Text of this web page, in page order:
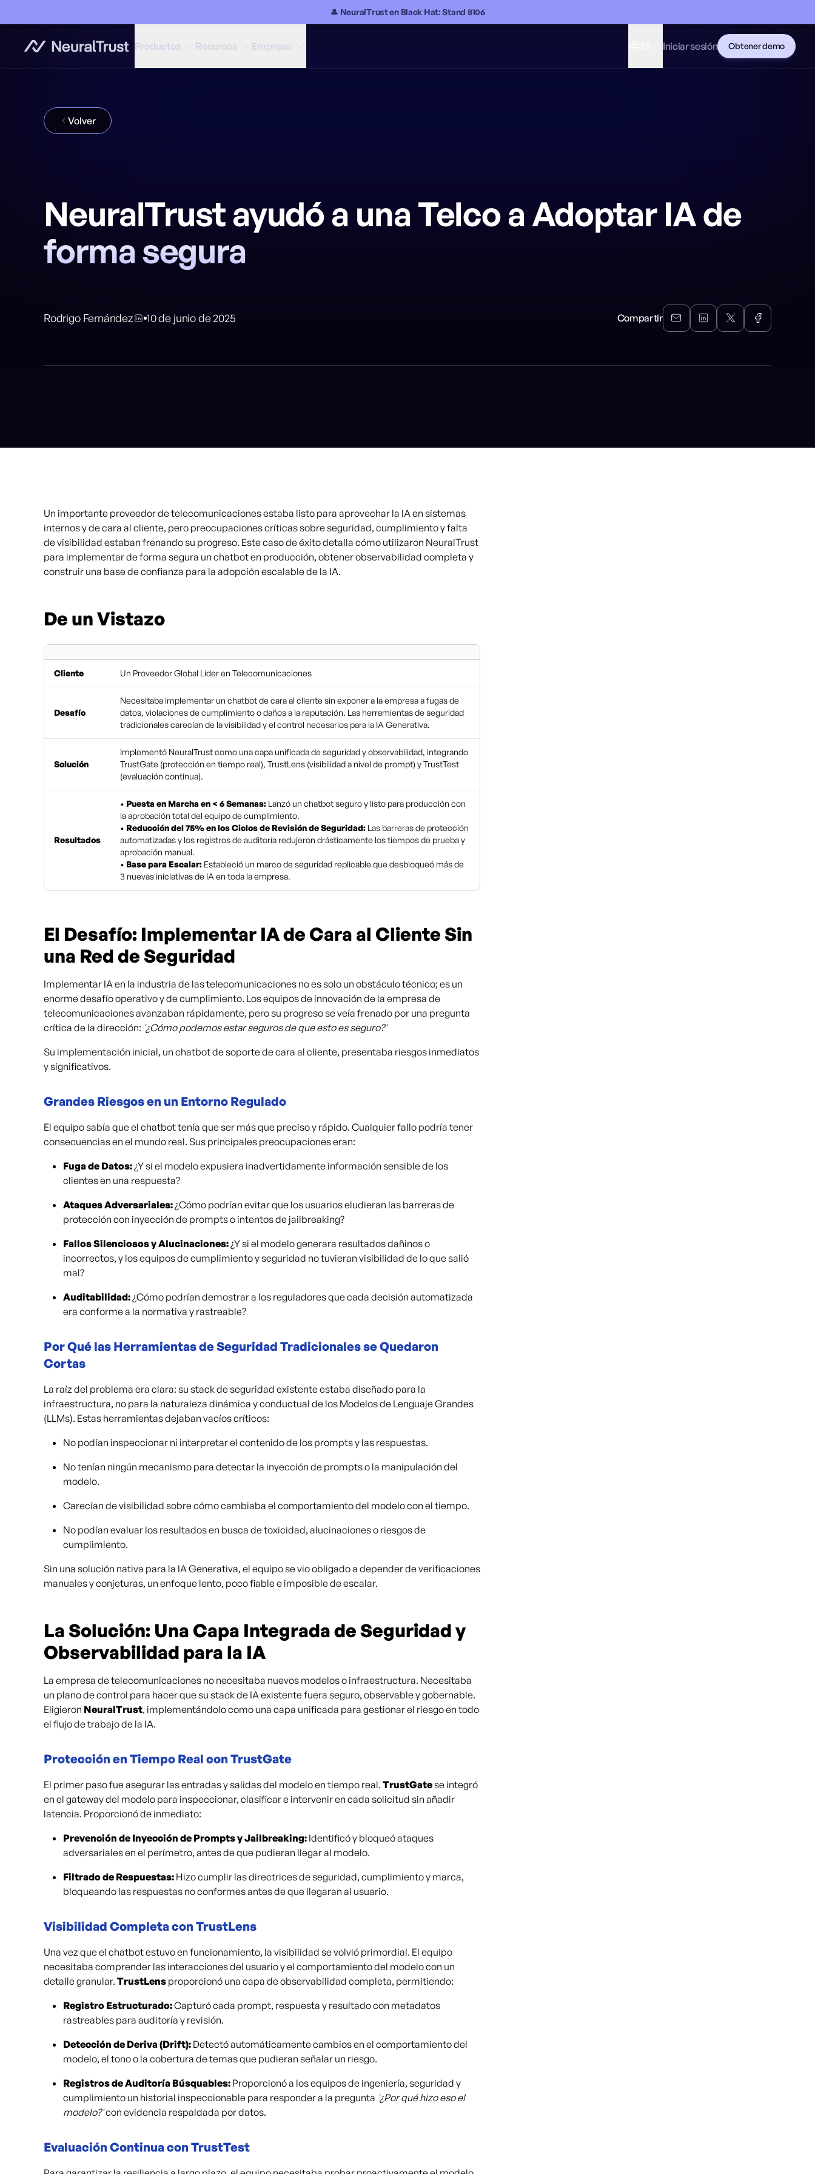
🎩 NeuralTrust en Black Hat: Stand 8106
Productos Recursos Empresa Iniciar sesión Obtener demo
Volver
NeuralTrust ayudó a una Telco a Adoptar IA de
forma segura
Rodrigo Fernández 10 de junio de 2025 Compartir
Un importante proveedor de telecomunicaciones estaba listo para aprovechar la IA en sistemas
internos y de cara al cliente, pero preocupaciones críticas sobre seguridad, cumplimiento y falta
de visibilidad estaban frenando su progreso. Este caso de éxito detalla cómo utilizaron NeuralTrust
para implementar de forma segura un chatbot en producción, obtener observabilidad completa y
construir una base de confianza para la adopción escalable de la IA.
De un Vistazo
Cliente Un Proveedor Global Líder en Telecomunicaciones
Desafío
Necesitaba implementar un chatbot de cara al cliente sin exponer a la empresa a fugas de
datos, violaciones de cumplimiento o daños a la reputación. Las herramientas de seguridad
tradicionales carecían de la visibilidad y el control necesarios para la IA Generativa.
Solución
Implementó NeuralTrust como una capa unificada de seguridad y observabilidad, integrando
TrustGate (protección en tiempo real), TrustLens (visibilidad a nivel de prompt) y TrustTest
(evaluación continua).
Resultados
• Puesta en Marcha en < 6 Semanas: Lanzó un chatbot seguro y listo para producción con
la aprobación total del equipo de cumplimiento.
• Reducción del 75% en los Ciclos de Revisión de Seguridad: Las barreras de protección
automatizadas y los registros de auditoría redujeron drásticamente los tiempos de prueba y
aprobación manual.
• Base para Escalar: Estableció un marco de seguridad replicable que desbloqueó más de
3 nuevas iniciativas de IA en toda la empresa.
El Desafío: Implementar IA de Cara al Cliente Sin
una Red de Seguridad
Implementar IA en la industria de las telecomunicaciones no es solo un obstáculo técnico; es un
enorme desafío operativo y de cumplimiento. Los equipos de innovación de la empresa de
telecomunicaciones avanzaban rápidamente, pero su progreso se veía frenado por una pregunta
crítica de la dirección: '¿Cómo podemos estar seguros de que esto es seguro?'
Su implementación inicial, un chatbot de soporte de cara al cliente, presentaba riesgos inmediatos
y significativos.
Grandes Riesgos en un Entorno Regulado
El equipo sabía que el chatbot tenía que ser más que preciso y rápido. Cualquier fallo podría tener
consecuencias en el mundo real. Sus principales preocupaciones eran:
Fuga de Datos: ¿Y si el modelo expusiera inadvertidamente información sensible de los
clientes en una respuesta?
Ataques Adversariales: ¿Cómo podrían evitar que los usuarios eludieran las barreras de
protección con inyección de prompts o intentos de jailbreaking?
Fallos Silenciosos y Alucinaciones: ¿Y si el modelo generara resultados dañinos o
incorrectos, y los equipos de cumplimiento y seguridad no tuvieran visibilidad de lo que salió
mal?
Auditabilidad: ¿Cómo podrían demostrar a los reguladores que cada decisión automatizada
era conforme a la normativa y rastreable?
Por Qué las Herramientas de Seguridad Tradicionales se Quedaron
Cortas
La raíz del problema era clara: su stack de seguridad existente estaba diseñado para la
infraestructura, no para la naturaleza dinámica y conductual de los Modelos de Lenguaje Grandes
(LLMs). Estas herramientas dejaban vacíos críticos:
No podían inspeccionar ni interpretar el contenido de los prompts y las respuestas.
No tenían ningún mecanismo para detectar la inyección de prompts o la manipulación del
modelo.
Carecían de visibilidad sobre cómo cambiaba el comportamiento del modelo con el tiempo.
No podían evaluar los resultados en busca de toxicidad, alucinaciones o riesgos de
cumplimiento.
Sin una solución nativa para la IA Generativa, el equipo se vio obligado a depender de verificaciones
manuales y conjeturas, un enfoque lento, poco fiable e imposible de escalar.
La Solución: Una Capa Integrada de Seguridad y
Observabilidad para la IA
La empresa de telecomunicaciones no necesitaba nuevos modelos o infraestructura. Necesitaba
un plano de control para hacer que su stack de IA existente fuera seguro, observable y gobernable.
Eligieron NeuralTrust, implementándolo como una capa unificada para gestionar el riesgo en todo
el flujo de trabajo de la IA.
Protección en Tiempo Real con TrustGate
El primer paso fue asegurar las entradas y salidas del modelo en tiempo real. TrustGatese integró
en el gateway del modelo para inspeccionar, clasificar e intervenir en cada solicitud sin añadir
latencia. Proporcionó de inmediato:
Prevención de Inyección de Prompts y Jailbreaking: Identificó y bloqueó ataques
adversariales en el perímetro, antes de que pudieran llegar al modelo.
Filtrado de Respuestas: Hizo cumplir las directrices de seguridad, cumplimiento y marca,
bloqueando las respuestas no conformes antes de que llegaran al usuario.
Visibilidad Completa con TrustLens
Una vez que el chatbot estuvo en funcionamiento, la visibilidad se volvió primordial. El equipo
necesitaba comprender las interacciones del usuario y el comportamiento del modelo con un
detalle granular. TrustLens proporcionó una capa de observabilidad completa, permitiendo:
Registro Estructurado:Capturó cada prompt, respuesta y resultado con metadatos
rastreables para auditoría y revisión.
Detección de Deriva (Drift): Detectó automáticamente cambios en el comportamiento del
modelo, el tono o la cobertura de temas que pudieran señalar un riesgo.
Registros de Auditoría Búsquables: Proporcionó a los equipos de ingeniería, seguridad y
cumplimiento un historial inspeccionable para responder a la pregunta '¿Por qué hizo eso el
modelo?'con evidencia respaldada por datos.
Evaluación Continua con TrustTest